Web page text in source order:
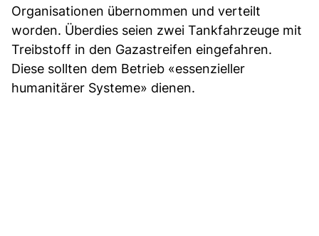
Organisationen übernommen und verteilt
worden. Überdies seien zwei Tankfahrzeuge mit
Treibstoff in den Gazastreifen eingefahren.
Diese sollten dem Betrieb «essenzieller
humanitärer Systeme» dienen.